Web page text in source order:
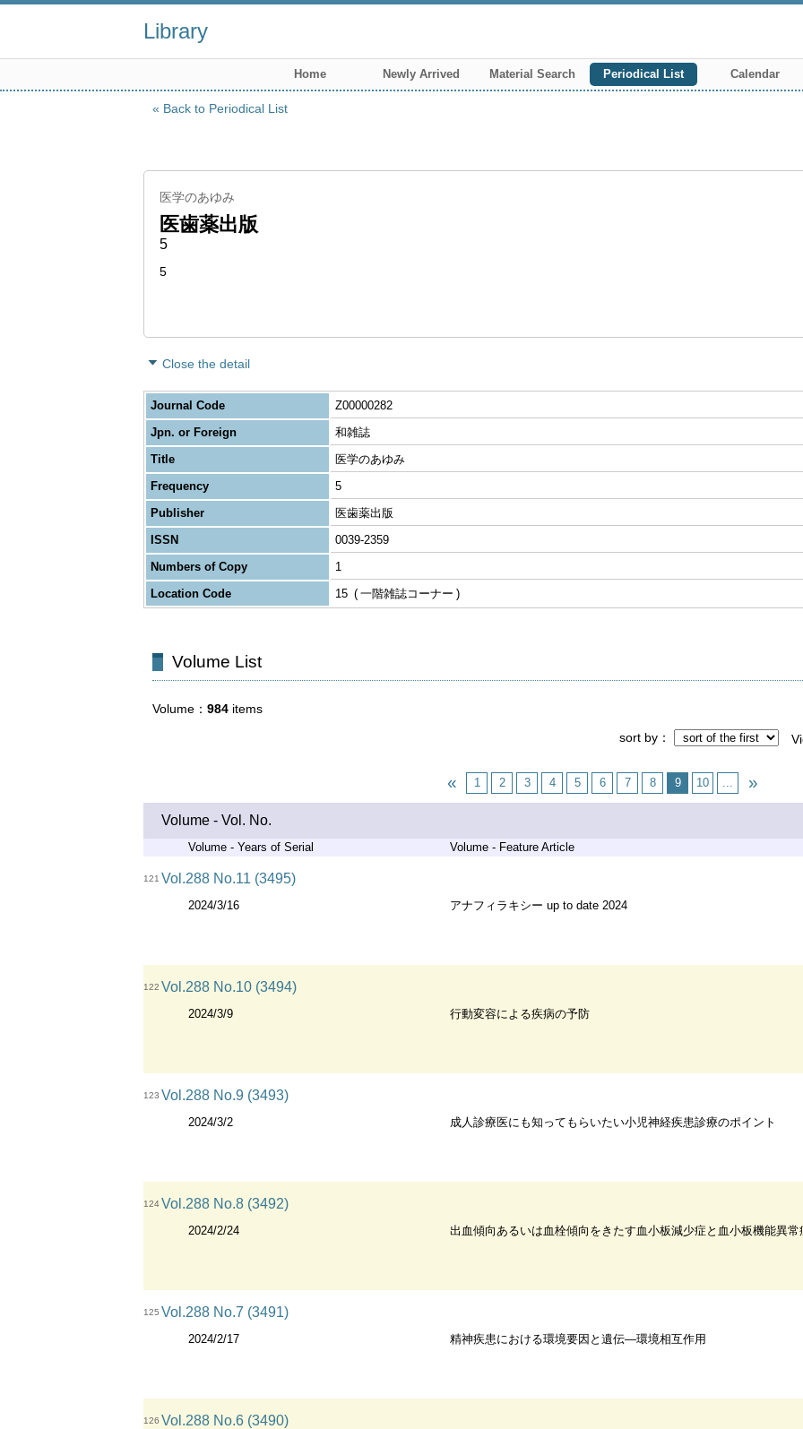
Library
Home Newly Arrived Material Search Periodical List Calendar
Back to Periodical List
医学のあゆみ
医歯薬出版
5
5
Close the detail
Journal Code
Z00000282
Jpn. or Foreign
和雑誌
Title
医学のあゆみ
Frequency
5
Publisher
医歯薬出版
ISSN
0039-2359
Numbers of Copy
1
Location Code
15 一階雑誌コーナー
Volume List
Volume 984 items
sort by
1 2 3 4 5 6 7 8 9 10 ...
Volume - Vol. No.
Volume - Years of Serial Volume - Feature Article
121 Vol.288 No.11 (3495)
2024/3/16 アナフィラキシー up to date 2024
122 Vol.288 No.10 (3494)
2024/3/9 行動変容による疾病の予防
123 Vol.288 No.9 (3493)
2024/3/2 成人診療医にも知ってもらいたい小児神経疾患診療のポイント
124Vol.288 No.8 (3492)
2024/2/24 出血傾向あるいは血栓傾向をきたす血小板減少症と血小板機能異常
125 Vol.288 No.7 (3491)
2024/2/17 精神疾患における環境要因と遺伝―環境相互作用
126 Vol.288 No.6 (3490)